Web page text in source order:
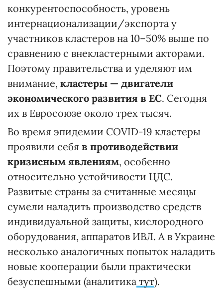
конкурентоспособность, уровень
интернационализации/экспорта у
участников кластеров на 10–50% выше по
сравнению с внекластерными акторами.
Поэтому правительства и уделяют им
внимание, кластеры — двигатели
экономического развития в ЕС. Сегодня
их в Евросоюзе около трех тысяч.
Во время эпидемии COVID-19 кластеры
проявили себя в противодействии
кризисным явлениям, особенно
относительно устойчивости ЦДС.
Развитые страны за считанные месяцы
сумели наладить производство средств
индивидуальной защиты, кислородного
оборудования, аппаратов ИВЛ. А в Украине
несколько аналогичных попыток наладить
новые кооперации были практически
безуспешными (аналитика тут).